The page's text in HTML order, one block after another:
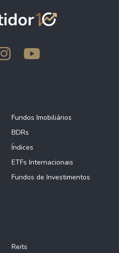
Fundos Imobiliários
BDRs
Índices
ETFs Internacionais
Fundos de Investimentos
Reits